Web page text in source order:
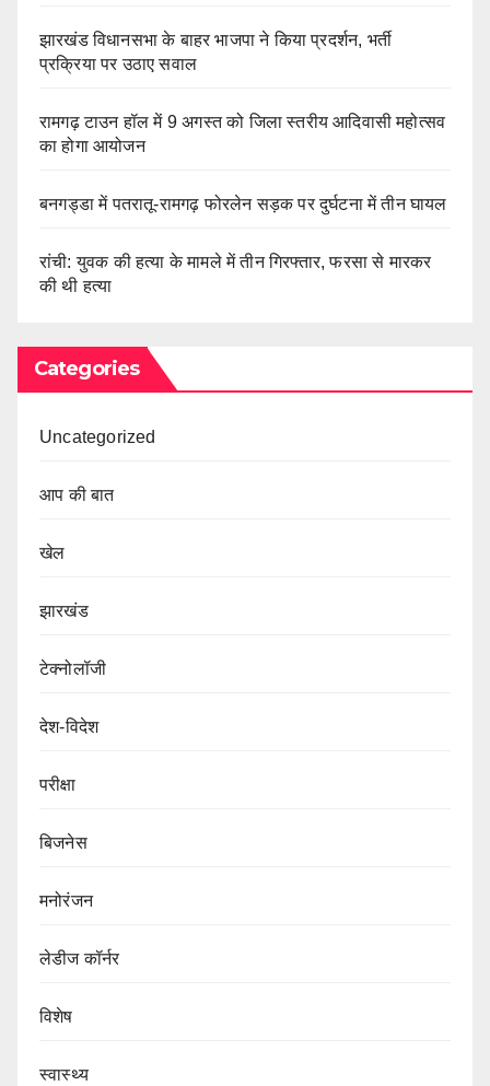
झारखंड विधानसभा के बाहर भाजपा ने किया प्रदर्शन, भर्ती
प्रक्रिया पर उठाए सवाल
रामगढ़ टाउन हॉल में 9 अगस्त को जिला स्तरीय आदिवासी महोत्सव
का होगा आयोजन
बनगड्डा में पतरातू-रामगढ़ फोरलेन सड़क पर दुर्घटना में तीन घायल
रांची: युवक की हत्या के मामले में तीन गिरफ्तार, फरसा से मारकर
की थी हत्या
Categories
Uncategorized
आप की बात
खेल
झारखंड
टेक्नोलॉजी
देश-विदेश
परीक्षा
बिजनेस
मनोरंजन
लेडीज कॉर्नर
विशेष
स्वास्थ्य